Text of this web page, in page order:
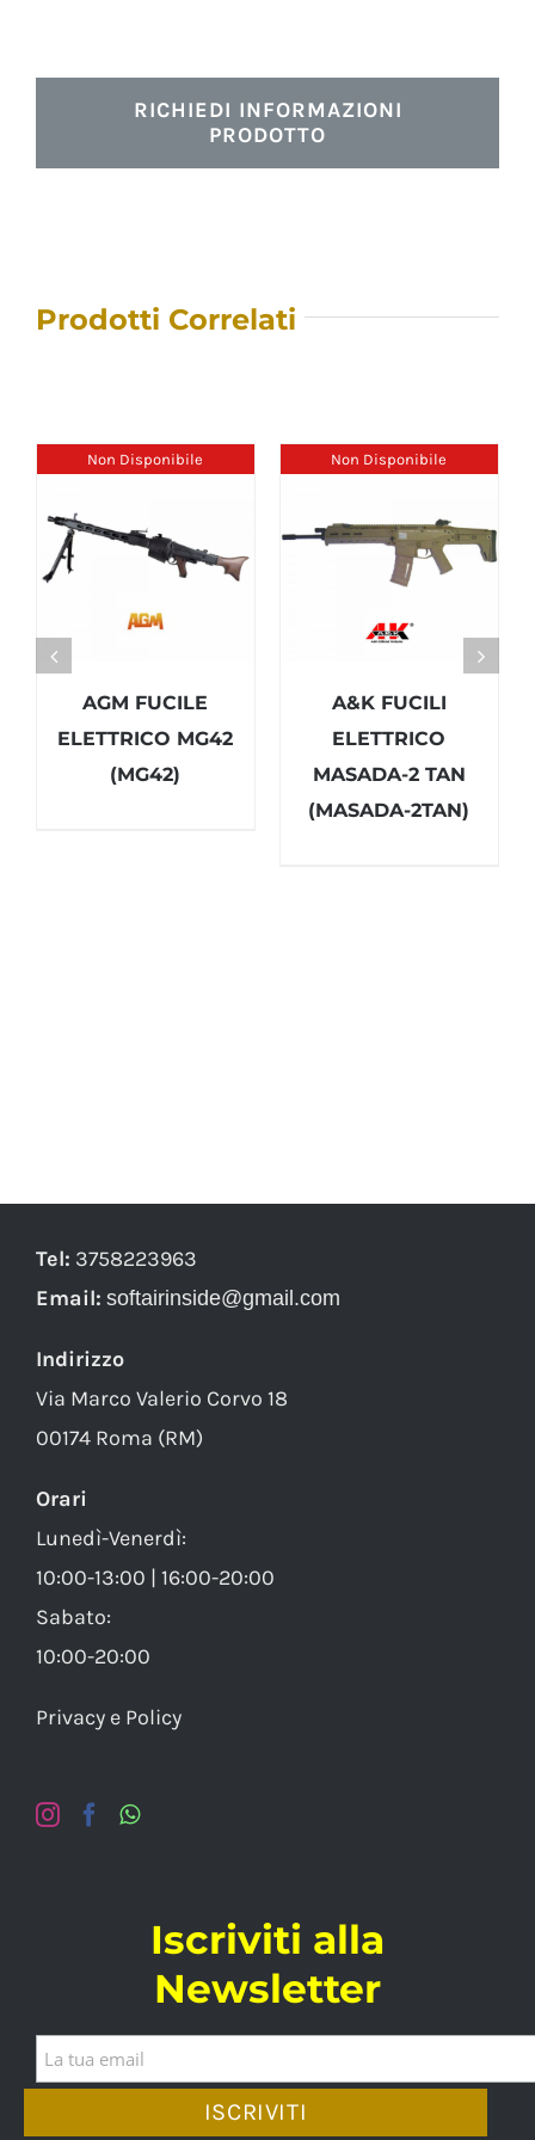
RICHIEDI INFORMAZIONI
PRODOTTO
Prodotti Correlati
Non Disponibile
AGM FUCILE
ELETTRICO MG42
(MG42)
Non Disponibile
A&K FUCILI
ELETTRICO
MASADA-2 TAN
(MASADA-2TAN)
Tel: 3758223963
Email: softairinside@gmail.com
Indirizzo
Via Marco Valerio Corvo 18
00174 Roma (RM)
Orari
Lunedì-Venerdì:
10:00-13:00 | 16:00-20:00
Sabato:
10:00-20:00
Privacy e Policy
Iscriviti alla
Newsletter